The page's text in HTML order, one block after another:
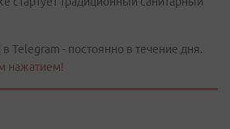
Telegram - постоянно в течение дня.
нажатием!